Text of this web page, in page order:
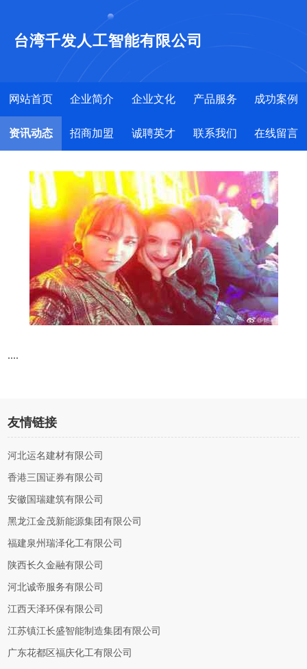
台湾千发人工智能有限公司
网站首页 企业简介 企业文化 产品服务 成功案例
资讯动态 招商加盟 诚聘英才 联系我们 在线留言
....
友情链接
河北运名建材有限公司
香港三国证券有限公司
安徽国瑞建筑有限公司
黑龙江金茂新能源集团有限公司
福建泉州瑞泽化工有限公司
陕西长久金融有限公司
河北诚帝服务有限公司
江西天泽环保有限公司
江苏镇江长盛智能制造集团有限公司
广东花都区福庆化工有限公司